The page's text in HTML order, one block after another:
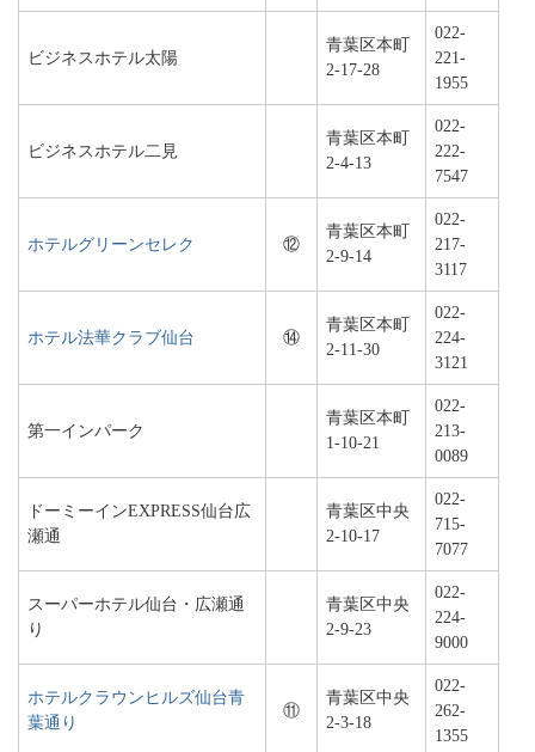
ビジネスホテル太陽
青葉区本町
2-17-28
022-
221-
1955
ビジネスホテル二見
青葉区本町
2-4-13
022-
222-
7547
ホテルグリーンセレク ⑫
青葉区本町
2-9-14
022-
217-
3117
ホテル法華クラブ仙台 ⑭
青葉区本町
2-11-30
022-
224-
3121
第一インパーク
青葉区本町
1-10-21
022-
213-
0089
ドーミーインEXPRESS仙台広
瀬通
青葉区中央
2-10-17
022-
715-
7077
スーパーホテル仙台・広瀬通
り
青葉区中央
2-9-23
022-
224-
9000
ホテルクラウンヒルズ仙台青
葉通り
⑪
青葉区中央
2-3-18
022-
262-
1355